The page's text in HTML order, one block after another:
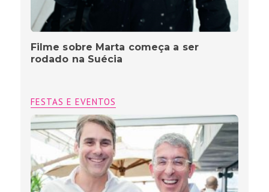
Filme sobre Marta começa a ser
rodado na Suécia
FESTAS E EVENTOS